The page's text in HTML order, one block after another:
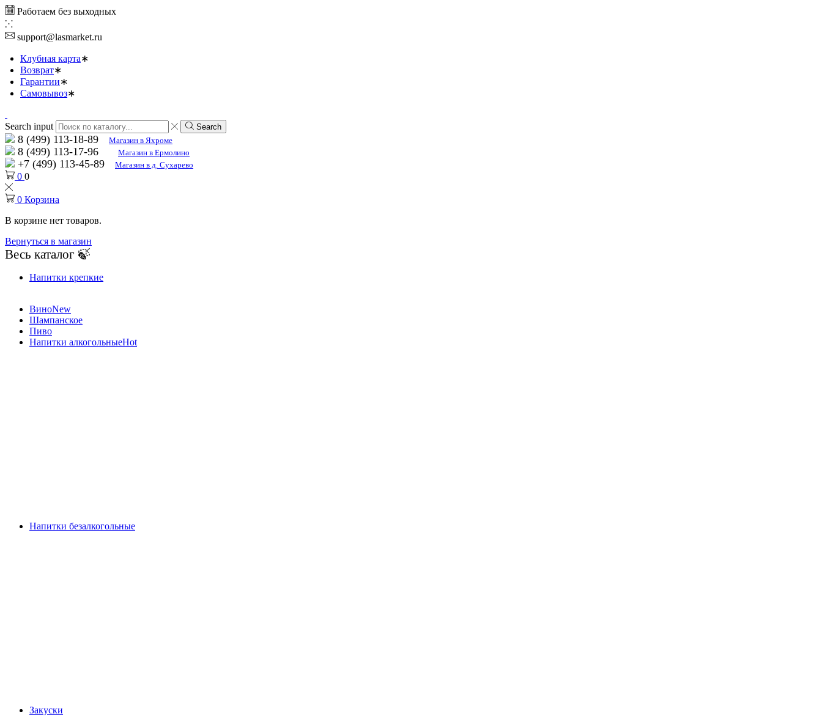
Работаем без выходных
support@lasmarket.ru
Клубная карта
Возврат
Гарантии
Самовывоз
Search input Search
8 (499) 113-18-89 Магазин в Яхроме
8 (499) 113-17-96 Магазин в Ермолино
+7 (499) 113-45-89 Магазин в д. Сухарево
0 0
0 Корзина
В корзине нет товаров.
Вернуться в магазин
Весь каталог 🍃
Напитки крепкие
ВиноNew
Шампанское
Пиво
Напитки алкогольныеHot
Напитки безалкогольные
Закуски